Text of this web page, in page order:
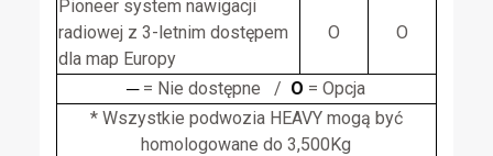
Pioneer system nawigacji
radiowej z 3-letnim dostępem
dla map Europy
O O
─= Nie dostępne / O = Opcja
* Wszystkie podwozia HEAVY mogą być
homologowane do 3,500Kg